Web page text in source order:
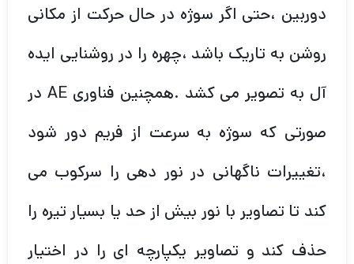
دوربین ،حتی اگر سوژه در حال حرکت از مکانی
روشن به تاریک باشد ،چهره را در روشنایی ایده
آل به تصویر می کشد .همچنین فناوری AE در
صورتی که سوژه به سرعت از فریم دور شود
،تغییرات ناگهانی در نور دهی را سرکوب می
کند تا تصاویر با نور بیش از حد یا بسیار تیره را
حذف کند و تصاویر یکپارچه ای را در اختیار